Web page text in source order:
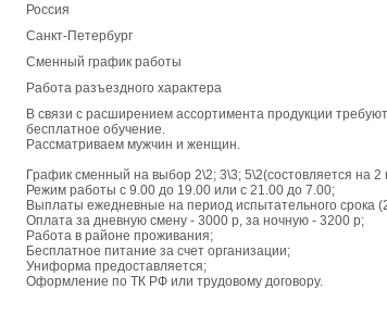
Россия
Санкт-Петербург
Сменный график работы
Работа разъездного характера
В связи с расширением ассортимента продукции
бесплатное обучение.
Рассматриваем мужчин и женщин.
График сменный на выбор 2\2; 3\3; 5\2(состовляется на 2
Режим работы с 9.00 до 19.00 или с 21.00 до 7.00;
Выплаты ежедневные на период испытательного срока
Оплата за дневную смену - 3000 р, за ночную - 3200 р;
Работа в районе проживания;
Бесплатное питание за счет организации;
Униформа предоставляется;
Оформление по ТК РФ или трудовому договору.